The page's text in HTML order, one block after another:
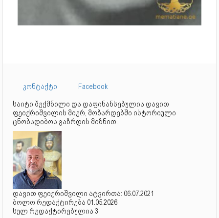
კონტაქტი
Facebook
საიტი შექმნილი და დაფინანსებულია დავით
ფეიქრიშვილის მიერ, მოზარდებში ისტორიული
ცნობადიბოს გაზრდის მიზნით.
დავით ფეიქრიშვილი ატვირთა: 06.07.2021
ბოლო რედაქტირება 01.05.2026
სულ რედაქტირებულია 3